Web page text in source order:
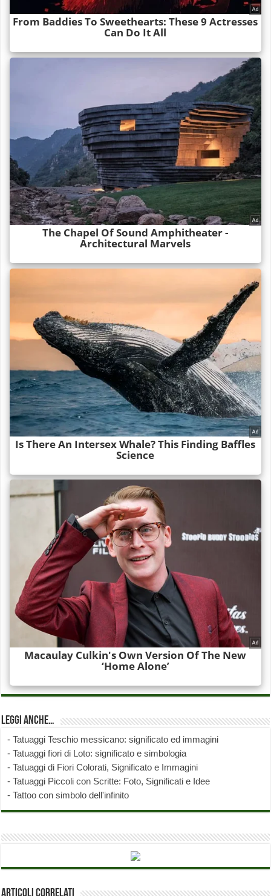
Leggi anche…
-Tatuaggi Teschio messicano: significato ed immagini
-Tatuaggi fiori di Loto: significato e simbologia
-Tatuaggi di Fiori Colorati, Significato e Immagini
-Tatuaggi Piccoli con Scritte: Foto, Significati e Idee
-Tattoo con simbolo dell'infinito
Articoli correlati